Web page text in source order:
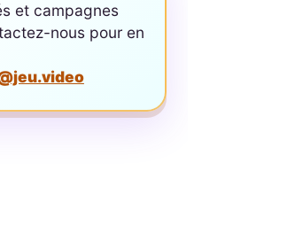
et campagnes
nous pour en